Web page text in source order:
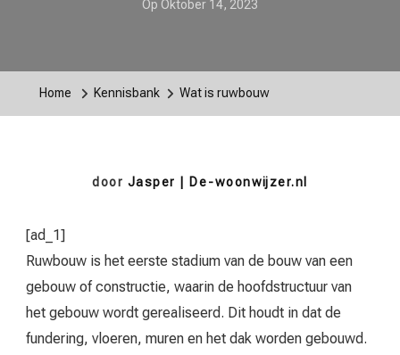
Op Oktober 14, 2023
Home Kennisbank Wat is ruwbouw
door Jasper | De-woonwijzer.nl
[ad_1]
Ruwbouw is het eerste stadium van de bouw van een
gebouw of constructie, waarin de hoofdstructuur van
het gebouw wordt gerealiseerd. Dit houdt in dat de
fundering, vloeren, muren en het dak worden gebouwd.